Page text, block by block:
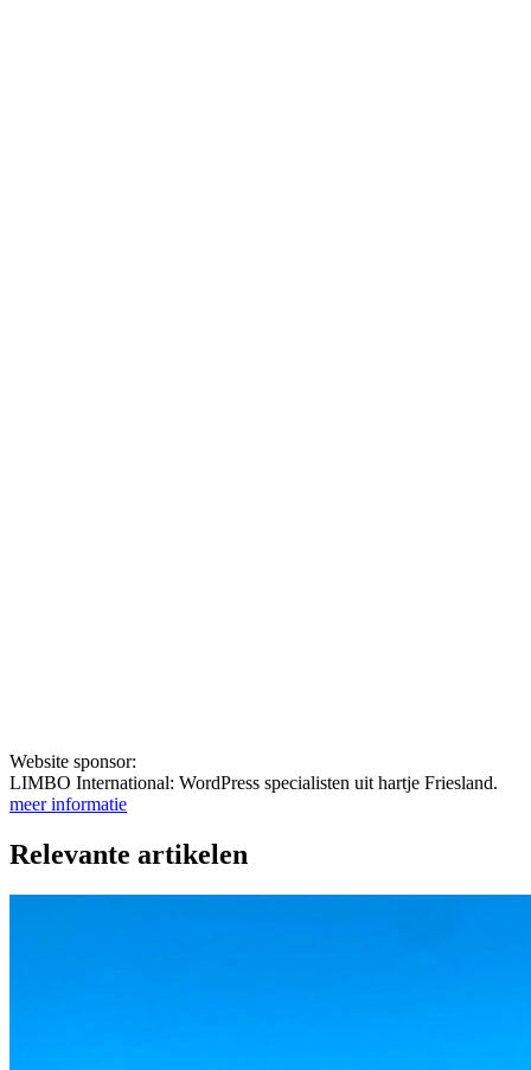
Website sponsor:
LIMBO International: WordPress specialisten uit hartje Friesland.
meer informatie
Relevante artikelen